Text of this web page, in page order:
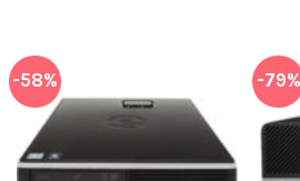
-58% -79%